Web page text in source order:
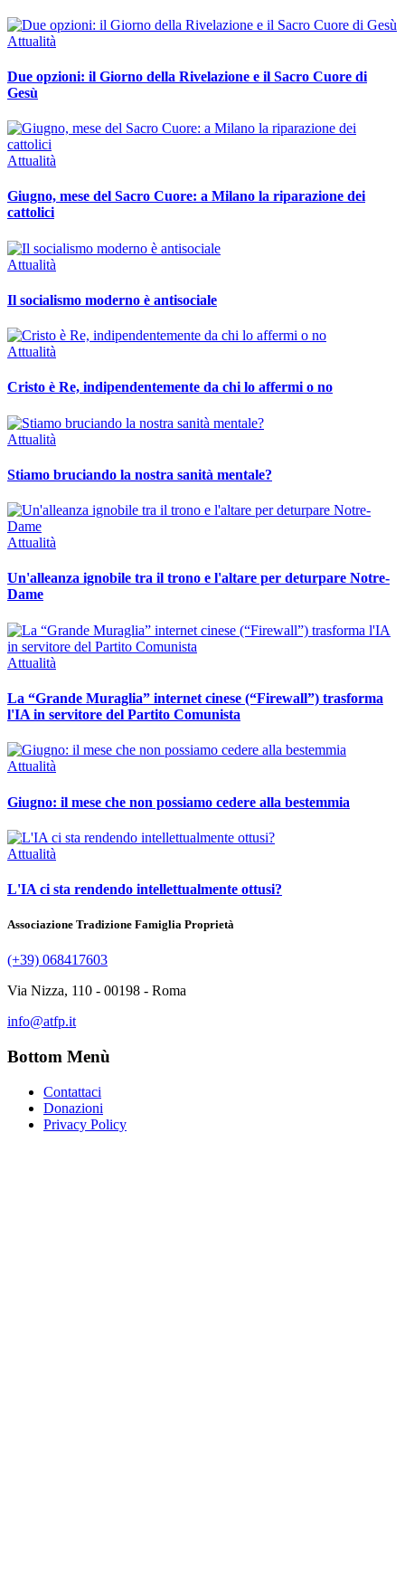
Attualità
Due opzioni: il Giorno della Rivelazione e il Sacro Cuore di
Gesù
Attualità
Giugno, mese del Sacro Cuore: a Milano la riparazione dei
cattolici
Attualità
Il socialismo moderno è antisociale
Attualità
Cristo è Re, indipendentemente da chi lo affermi o no
Attualità
Stiamo bruciando la nostra sanità mentale?
Attualità
Un'alleanza ignobile tra il trono e l'altare per deturpare Notre-
Dame
Attualità
La “Grande Muraglia” internet cinese (“Firewall”) trasforma
l'IA in servitore del Partito Comunista
Attualità
Giugno: il mese che non possiamo cedere alla bestemmia
Attualità
L'IA ci sta rendendo intellettualmente ottusi?
Associazione Tradizione Famiglia Proprietà
(+39) 068417603
Via Nizza, 110 - 00198 - Roma
info@atfp.it
Bottom Menù
Contattaci
Donazioni
Privacy Policy